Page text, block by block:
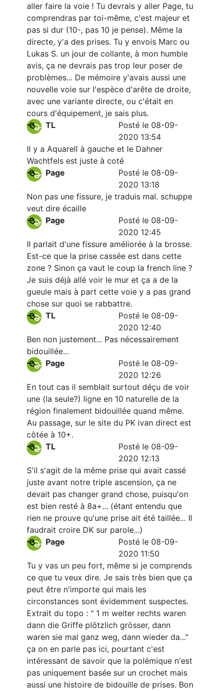
aller faire la voie ! Tu devrais y aller Page, tu
comprendras par toi-même, c'est majeur et
pas si dur (10-, pas 10 je pense). Même la
directe, y'a des prises. Tu y envois Marc ou
Lukas S. un jour de collante, à mon humble
avis, ça ne devrais pas trop leur poser de
problèmes... De mémoire y'avais aussi une
nouvelle voie sur l'espèce d'arête de droite,
avec une variante directe, ou c'était en
cours d'équipement, je sais plus.
TL
Posté le 08-09-
2020 13:54
Il y a Aquarell à gauche et le Dahner
Wachtfels est juste à coté
Page
Posté le 08-09-
2020 13:18
Non pas une fissure, je traduis mal. schuppe
veut dire écaille
Page
Posté le 08-09-
2020 12:45
Il parlait d'une fissure améliorée à la brosse.
Est-ce que la prise cassée est dans cette
zone ? Sinon ça vaut le coup la french line ?
Je suis déjà allé voir le mur et ça a de la
gueule mais à part cette voie y a pas grand
chose sur quoi se rabbattre.
TL
Posté le 08-09-
2020 12:40
Ben non justement... Pas nécessairement
bidouillée...
Page
Posté le 08-09-
2020 12:26
En tout cas il semblait surtout déçu de voir
une (la seule?) ligne en 10 naturelle de la
région finalement bidouillée quand même.
Au passage, sur le site du PK ivan direct est
côtée à 10+.
TL
Posté le 08-09-
2020 12:13
S'il s'agit de la même prise qui avait cassé
juste avant notre triple ascension, ça ne
devait pas changer grand chose, puisqu'on
est bien resté à 8a+... (étant entendu que
rien ne prouve qu'une prise ait été taillée... Il
faudrait croire DK sur parole...)
Page
Posté le 08-09-
2020 11:50
Tu y vas un peu fort, même si je comprends
ce que tu veux dire. Je sais très bien que ça
peut être n'importe qui mais les
circonstances sont évidemment suspectes.
Extrait du topo : " 1 m weiter rechts waren
dann die Griffe plötzlich grösser, dann
waren sie mal ganz weg, dann wieder da..."
ça on en parle pas ici, pourtant c'est
intéressant de savoir que la polémique n'est
pas uniquement basée sur un crochet mais
aussi une histoire de bidouille de prises. Bon